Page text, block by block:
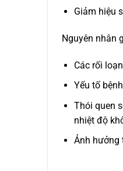
Giảm hiệu
Nguyên nhân
Các rối
Yếu tố
Thói quen
nhiệt độ
Ảnh hưởng